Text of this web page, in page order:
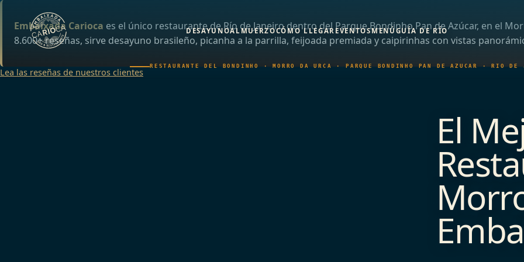
DESAYUNOALMUERZOCÓMO LLEGAR EVENTOSMENÚGUÍA DE RÍO
Lea las reseñas de nuestros clientes
RESTAURANTE DEL BONDINHO · MORRO DA URCA · PARQUE BONDINHO PAN DE AZÚCAR · RÍO
El
Embaixada Carioca es el único restaurante de Río de Janeiro dentro del Parque Bondinho Pan de Azúcar, en el
8.600+ reseñas, sirve desayuno brasileño, picanha a la parrilla, feijoada premiada y caipirinhas con vistas